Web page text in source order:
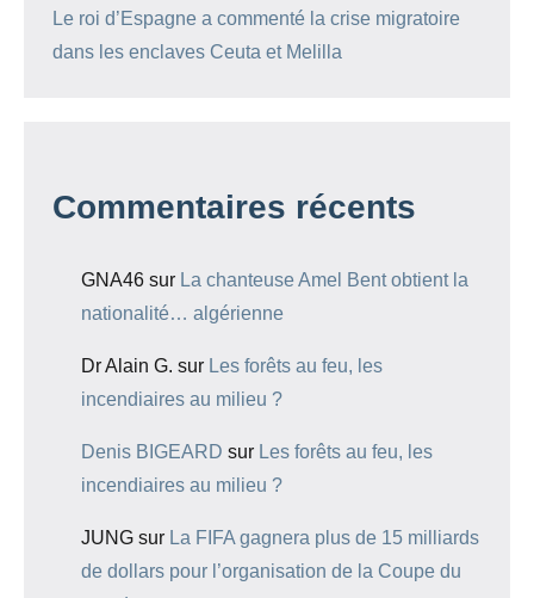
Le roi d’Espagne a commenté la crise migratoire
dans les enclaves Ceuta et Melilla
Commentaires récents
GNA46 sur La chanteuse Amel Bent obtient la
nationalité… algérienne
Dr Alain G. sur Les forêts au feu, les
incendiaires au milieu ?
Denis BIGEARD sur Les forêts au feu, les
incendiaires au milieu ?
JUNG sur La FIFA gagnera plus de 15 milliards
de dollars pour l’organisation de la Coupe du